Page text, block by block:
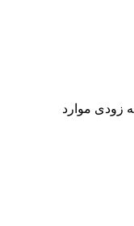
زودی موارد